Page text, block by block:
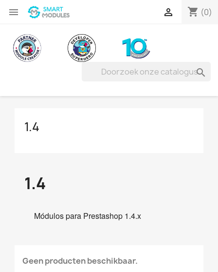
 shopping_cart (0)


1.4
1.4
Módulos para Prestashop 1.4.x
Geen producten beschikbaar.